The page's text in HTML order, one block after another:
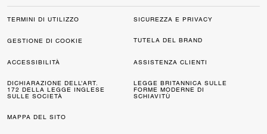
TERMINI DI UTILIZZO SICUREZZA E PRIVACY
GESTIONE DI COOKIE TUTELA DEL BRAND
ACCESSIBILITÀ ASSISTENZA CLIENTI
DICHIARAZIONE DELL’ART.
172 DELLA LEGGE INGLESE
SULLE SOCIETÀ
LEGGE BRITANNICA SULLE
FORME MODERNE DI
SCHIAVITÙ
MAPPA DEL SITO